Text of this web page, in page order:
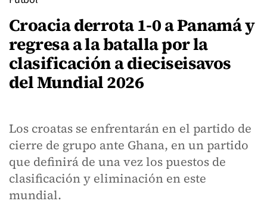
Croacia derrota 1-0 a Panamá y
regresa a la batalla por la
clasificación a dieciseisavos
del Mundial 2026
Los croatas se enfrentarán en el partido de
cierre de grupo ante Ghana, en un partido
que definirá de una vez los puestos de
clasificación y eliminación en este
mundial.